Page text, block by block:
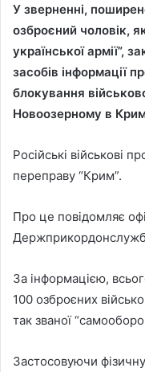
У зверненні,
озброєний чоловік,
української армії”,
засобів інформації
блокування
Новоозерному в
Російські військові
переправу “Крим”.
Про це повідомляє
За інформацією,
100 озброєних
так званої
Застосовуючи